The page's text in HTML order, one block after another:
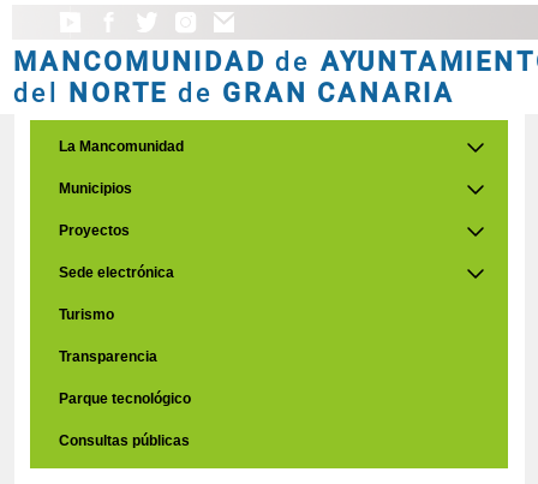
MANCOMUNIDAD de
del NORTE de GRAN CANARIA
La Mancomunidad
Municipios
Proyectos
Sede electrónica
Turismo
Transparencia
Parque tecnológico
Consultas públicas